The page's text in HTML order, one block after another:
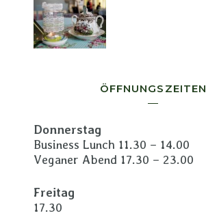
ÖFFNUNGSZEITEN
Donnerstag
Business Lunch 11.30 – 14.00
Veganer Abend 17.30 – 23.00
Freitag
17.30